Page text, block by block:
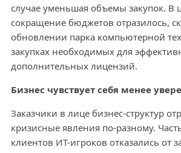
случае уменьшая объемы закупок. В
сокращение бюджетов отразилось,
обновлении парка компьютерной
закупках необходимых для
дополнительных лицензий.
Бизнес чувствует себя менее
Заказчики в лице бизнес-структур
кризисные явления по-разному.
клиентов ИТ-игроков отказались от